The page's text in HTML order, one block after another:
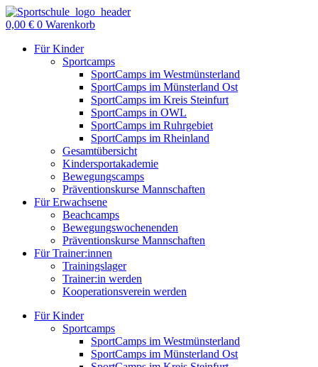
Zum
Inhalt
0,00 € 0 Warenkorb
Für Kinder
Sportcamps
SportCamps im Westmünsterland
SportCamps im Münsterland Ost
SportCamps im Kreis Steinfurt
SportCamps in OWL
SportCamps im Ruhrgebiet
SportCamps im Rheinland
Gesamtübersicht
Kindersportakademie
Bewegungscamps
Präventionskurse Mannschaften
Für Erwachsene
Beachcamps
Bewegungswochenenden
Präventionskurse Mannschaften
Für Trainer:innen
Trainingslager
Trainer:in werden
Kooperationsverein werden
Für Kinder
Sportcamps
SportCamps im Westmünsterland
SportCamps im Münsterland Ost